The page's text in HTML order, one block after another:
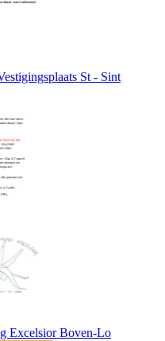
St - Sint
Excelsior Boven-Lo